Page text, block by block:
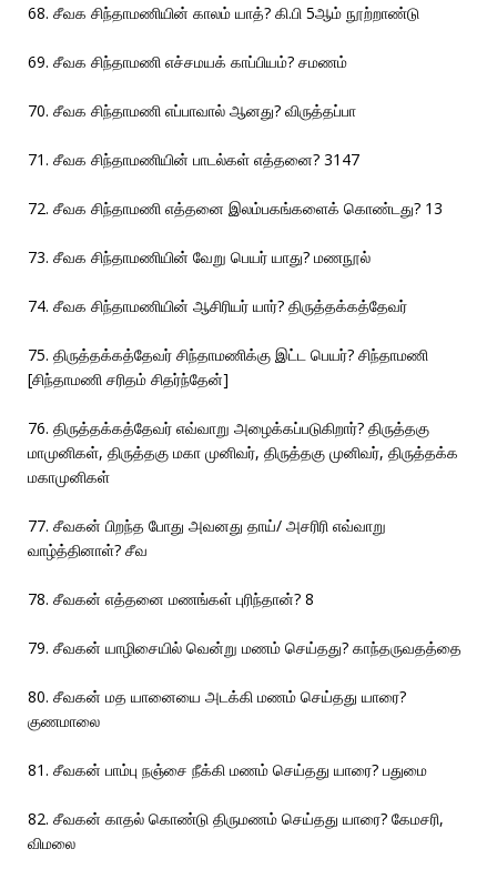
68. சீவக சிந்தாமணியின் காலம் யாத்? கி.பி 5ஆம் நூற்றாண்டு
69. சீவக சிந்தாமணி எச்சமயக் காப்பியம்? சமணம்
70. சீவக சிந்தாமணி எப்பாவால் ஆனது? விருத்தப்பா
71. சீவக சிந்தாமணியின் பாடல்கள் எத்தனை? 3147
72. சீவக சிந்தாமணி எத்தனை இலம்பகங்களைக் கொண்டது? 13
73. சீவக சிந்தாமணியின் வேறு பெயர் யாது? மணநூல்
74. சீவக சிந்தாமணியின் ஆசிரியர் யார்? திருத்தக்கத்தேவர்
75. திருத்தக்கத்தேவர் சிந்தாமணிக்கு இட்ட பெயர்? சிந்தாமணி
[சிந்தாமணி சரிதம் சிதர்ந்தேன்]
76. திருத்தக்கத்தேவர் எவ்வாறு அழைக்கப்படுகிறார்? திருத்தகு
மாமுனிகள், திருத்தகு மகா முனிவர், திருத்தகு முனிவர், திருத்தக்க
மகாமுனிகள்
77. சீவகன் பிறந்த போது அவனது தாய்/ அசரிரி எவ்வாறு
வாழ்த்தினாள்? சீவ
78. சீவகன் எத்தனை மணங்கள் புரிந்தான்? 8
79. சீவகன் யாழிசையில் வென்று மணம் செய்தது? காந்தருவதத்தை
80. சீவகன் மத யானையை அடக்கி மணம் செய்தது யாரை?
குணமாலை
81. சீவகன் பாம்பு நஞ்சை நீக்கி மணம் செய்தது யாரை? பதுமை
82. சீவகன் காதல் கொண்டு திருமணம் செய்தது யாரை? கேமசரி,
விமலை